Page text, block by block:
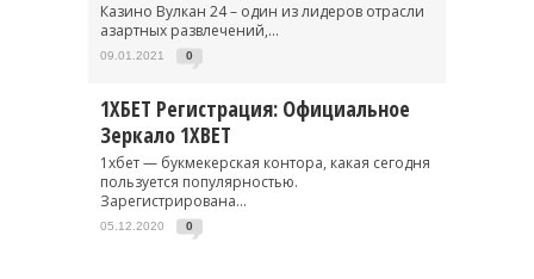
Казино Вулкан 24 – один из лидеров отрасли
азартных развлечений,...
09.01.2021 0
1ХБЕТ Регистрация: Официальное
Зеркало 1XBET
1хбет — букмекерская контора, какая сегодня
пользуется популярностью.
Зарегистрирована...
05.12.2020 0